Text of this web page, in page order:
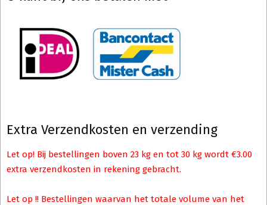
Extra Verzendkosten en verzending
Let op! Bij bestellingen boven 23 kg en tot 30 kg wordt €3.00
extra verzendkosten in rekening gebracht.
Let op !! Bestellingen waarvan het totale volume van het